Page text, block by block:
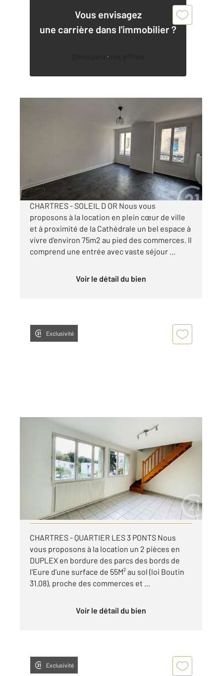
Vous envisagez
une carrière dans l'immobilier ?
Découvrir nos offres
Appartement F3 à louer
800 €
par mois charges comprises
CHARTRES - SOLEIL D OR Nous vous
proposons à la location en plein cœur de ville
et à proximité de la Cathédrale un bel espace à
vivre d'environ 75m2 au pied des commerces. Il
comprend une entrée avec vaste séjour ...
Voir le détail du bien
Exclusivité
CHARTRES 28
31,08 m2, 2 pièces
Ref : 28013
Appartement Duplex à louer
575 €
par mois charges comprises
Visiter le site dédié
CHARTRES - QUARTIER LES 3 PONTS Nous
vous proposons à la location un 2 pièces en
DUPLEX en bordure des parcs des bords de
l'Eure d'une surface de 55M² au sol (loi Boutin
31.08), proche des commerces et ...
Voir le détail du bien
Exclusivité